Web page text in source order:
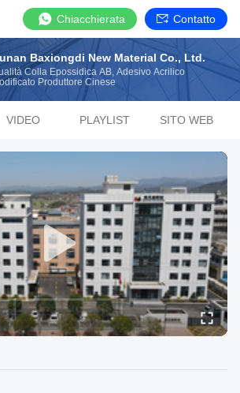
Chiacchierata Contatto
Baxiongdi New Material Co., Ltd.
Colla Epossidica AB, Adesivo Acrilico
Produttore Cinese
VIDEO PLAYLIST SITO WEB